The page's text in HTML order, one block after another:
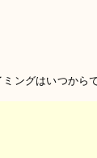
ングはいつから